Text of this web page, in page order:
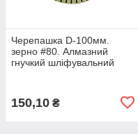
Черепашка D-100мм.
зерно #80. Алмазний
гнучкий шліфувальний
150,10 ₴